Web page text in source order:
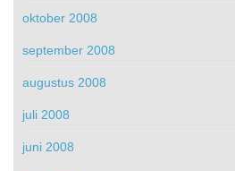
oktober 2008
september 2008
augustus 2008
juli 2008
juni 2008